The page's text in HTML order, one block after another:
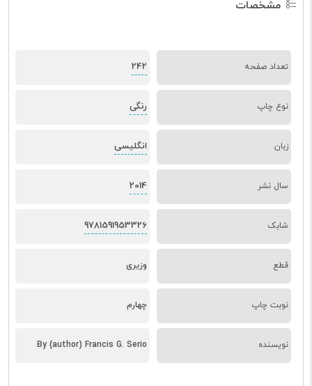
مشخصات
تعداد صفحه 242
نوع چاپ رنگی
زبان انگلیسی
سال نشر 2014
شابک 9781591953326
قطع وزیری
نوبت چاپ چهارم
نویسنده By (author) Francis G. Serio